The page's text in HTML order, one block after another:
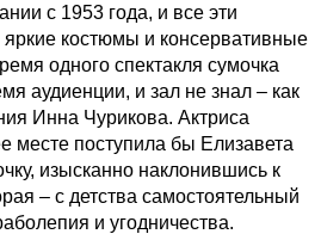
с 1953 года, и все эти
костюмы и консервативные
одного спектакля сумочка
аудиенции, и зал не знал – как
Инна Чурикова. Актриса
месте поступила бы Елизавета
изысканно наклонившись к
– с детства самостоятельный
и угодничества.